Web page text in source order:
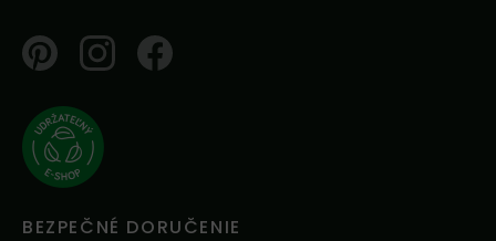
PinterestInstagramFacebook
BEZPEČNÉ DORUČENIE